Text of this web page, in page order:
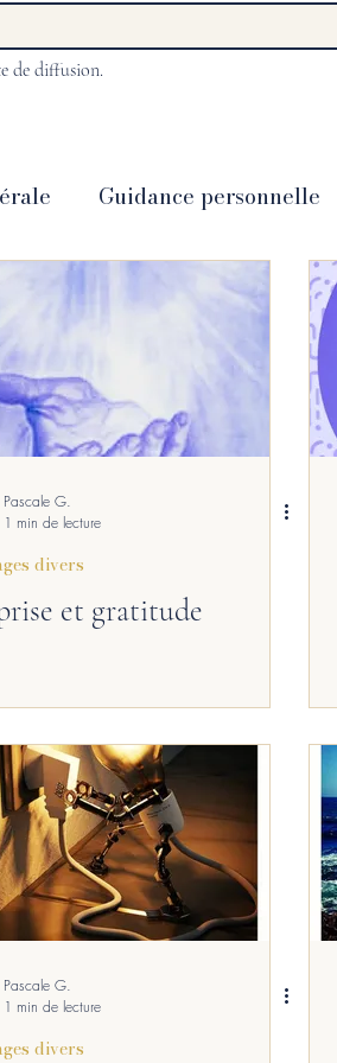
de diffusion.
Guidance personnelle
Cartomancie hypnose
Bien-Etre Energétique
Pascale G.
1 min de lecture
divers
et gratitude
Pascale G.
1 min de lecture
divers